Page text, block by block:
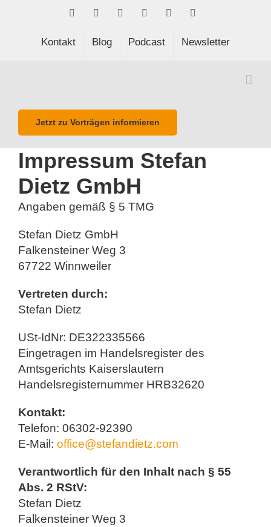
FacebookLinkedIn Spotify
Kontakt Blog Podcast Newsletter
Jetzt zu Vorträgen informieren
Impressum Stefan
Dietz GmbH
Angaben gemäß § 5 TMG
Stefan Dietz GmbH
Falkensteiner Weg 3
67722 Winnweiler
Vertreten durch:
Stefan Dietz
USt-IdNr: DE322335566
Eingetragen im Handelsregister des
Amtsgerichts Kaiserslautern
Handelsregisternummer HRB32620
Kontakt:
Telefon: 06302-92390
E-Mail: office@stefandietz.com
Verantwortlich für den Inhalt nach § 55
Abs. 2 RStV:
Stefan Dietz
Falkensteiner Weg 3